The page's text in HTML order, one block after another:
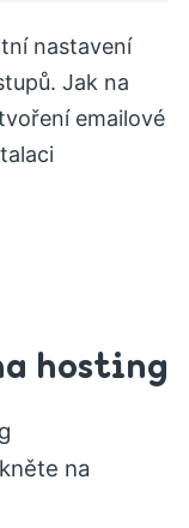
nastavení
Jak na
emailové
hosting
na